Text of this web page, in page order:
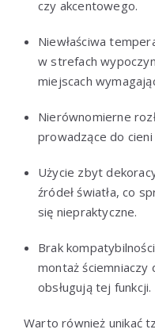
czy akcentowego.
Niewłaściwa
w strefach
miejscach
Nierównomierne
prowadzące do
Użycie zbyt
źródeł światła, co
się niepraktyczne.
Brak
montaż ściemniaczy
obsługują tej funkcji.
Warto również unikać